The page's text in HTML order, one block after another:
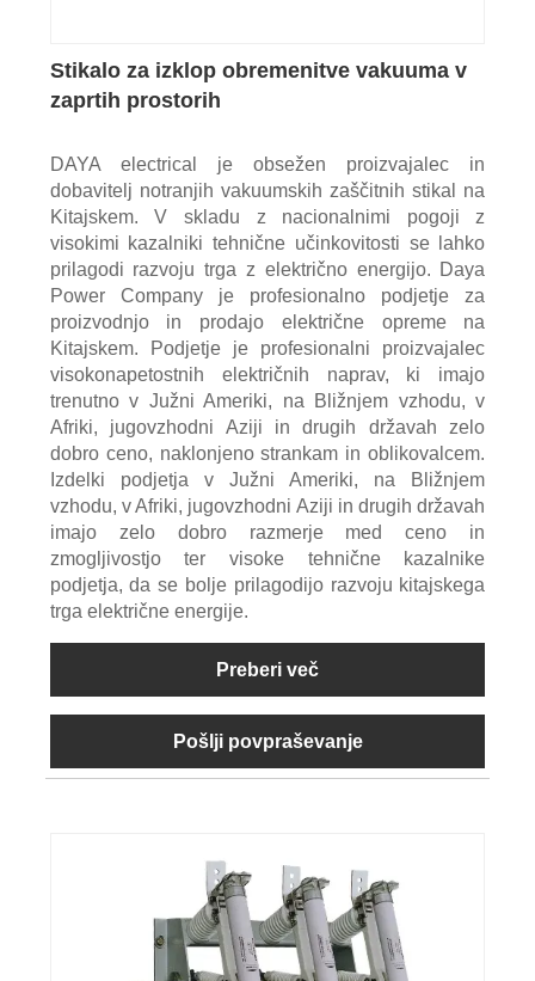
Stikalo za izklop obremenitve vakuuma v
zaprtih prostorih
DAYA electrical je obsežen proizvajalec in
dobavitelj notranjih vakuumskih zaščitnih stikal na
Kitajskem. V skladu z nacionalnimi pogoji z
visokimi kazalniki tehnične učinkovitosti se lahko
prilagodi razvoju trga z električno energijo. Daya
Power Company je profesionalno podjetje za
proizvodnjo in prodajo električne opreme na
Kitajskem. Podjetje je profesionalni proizvajalec
visokonapetostnih električnih naprav, ki imajo
trenutno v Južni Ameriki, na Bližnjem vzhodu, v
Afriki, jugovzhodni Aziji in drugih državah zelo
dobro ceno, naklonjeno strankam in oblikovalcem.
Izdelki podjetja v Južni Ameriki, na Bližnjem
vzhodu, v Afriki, jugovzhodni Aziji in drugih državah
imajo zelo dobro razmerje med ceno in
zmogljivostjo ter visoke tehnične kazalnike
podjetja, da se bolje prilagodijo razvoju kitajskega
trga električne energije.
Preberi več
Pošlji povpraševanje